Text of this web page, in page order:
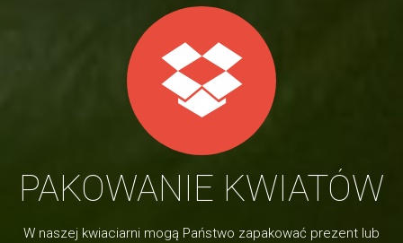
PAKOWANIE KWIATÓW
W naszej kwiaciarni mogą Państwo zapakować prezent lub